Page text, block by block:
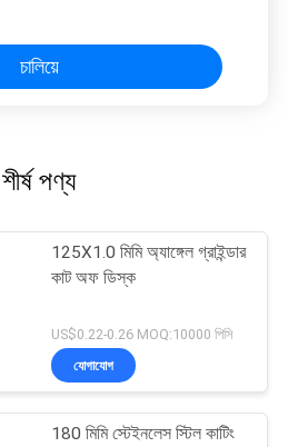
চালিয়ে
শীর্ষ পণ্য
125X1.0 মিমি অ্যাঙ্গেল গ্রাইন্ডার
কাট অফ ডিস্ক
US$0.22-0.26 MOQ:10000 পিসি
যোগাযোগ
180 মিমি স্টেইনলেস স্টিল কাটিং